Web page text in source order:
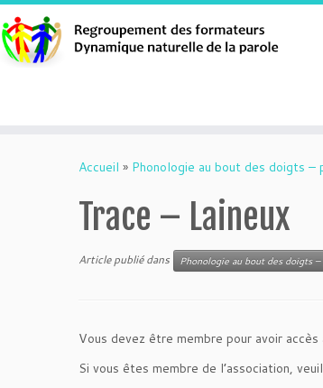
Accueil » Phonologie au bout des doigts
Trace – Laineux
Article publié dans Phonologie au bout des doigts
Vous devez être membre pour avoir accès
Si vous êtes membre de l’association,